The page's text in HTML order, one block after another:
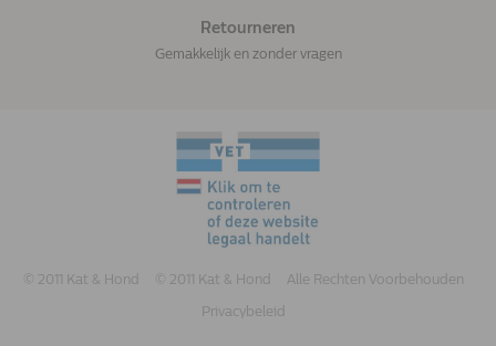
Retourneren
Gemakkelijk en zonder vragen
© 2011 Kat & Hond © 2011 Kat & Hond Alle Rechten Voorbehouden
Privacybeleid